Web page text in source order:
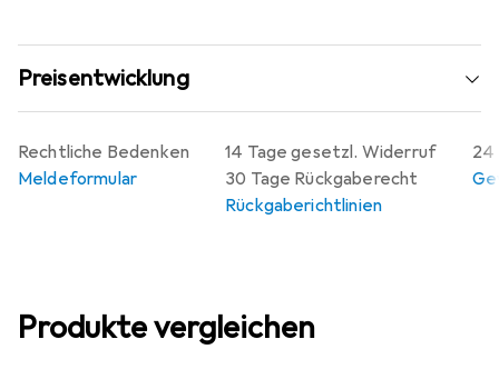
Preisentwicklung
14 Tage gesetzl. Widerruf
30 Tage Rückgaberecht
Rückgaberichtlinien
24
Rechtliche Bedenken
Meldeformular
Produkte vergleichen